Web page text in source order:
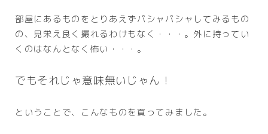
部屋にあるものをとりあえずパシャパシャしてみるもの
の、見栄え良く撮れるわけもなく・・・。外に持ってい
くのはなんとなく怖い・・・。
でもそれじゃ意味無いじゃん！
ということで、こんなものを買ってみました。